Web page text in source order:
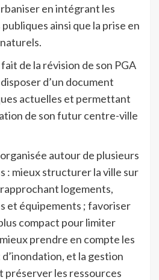
en intégrant les
ainsi que la prise en
de la révision de son PGA
d’un document
actuelles et permettant
de son futur centre-ville
autour de plusieurs
: mieux structurer la ville sur
logements,
et équipements ; favoriser
compact pour limiter
prendre en compte les
et la gestion
préserver les ressources